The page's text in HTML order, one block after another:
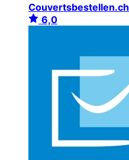
Couvertsbestellen.ch
6,0